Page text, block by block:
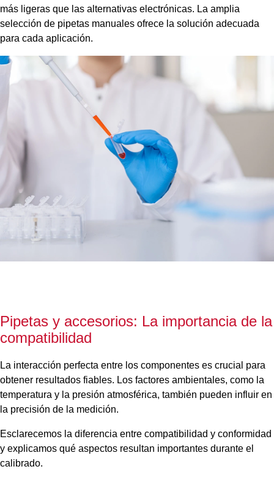
más ligeras que las alternativas electrónicas. La amplia
selección de pipetas manuales ofrece la solución adecuada
para cada aplicación.
Pipetas y accesorios: La importancia de la
compatibilidad
La interacción perfecta entre los componentes es crucial para
obtener resultados fiables. Los factores ambientales, como la
temperatura y la presión atmosférica, también pueden influir en
la precisión de la medición.
Esclarecemos la diferencia entre compatibilidad y conformidad
y explicamos qué aspectos resultan importantes durante el
calibrado.